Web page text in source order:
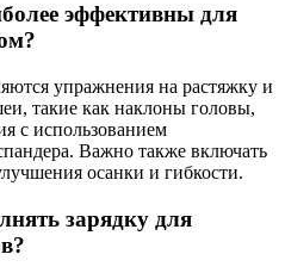
эффективны для
упражнения на растяжку и
такие как наклоны головы,
с использованием
Важно также включать
осанки и гибкости.
зарядку для